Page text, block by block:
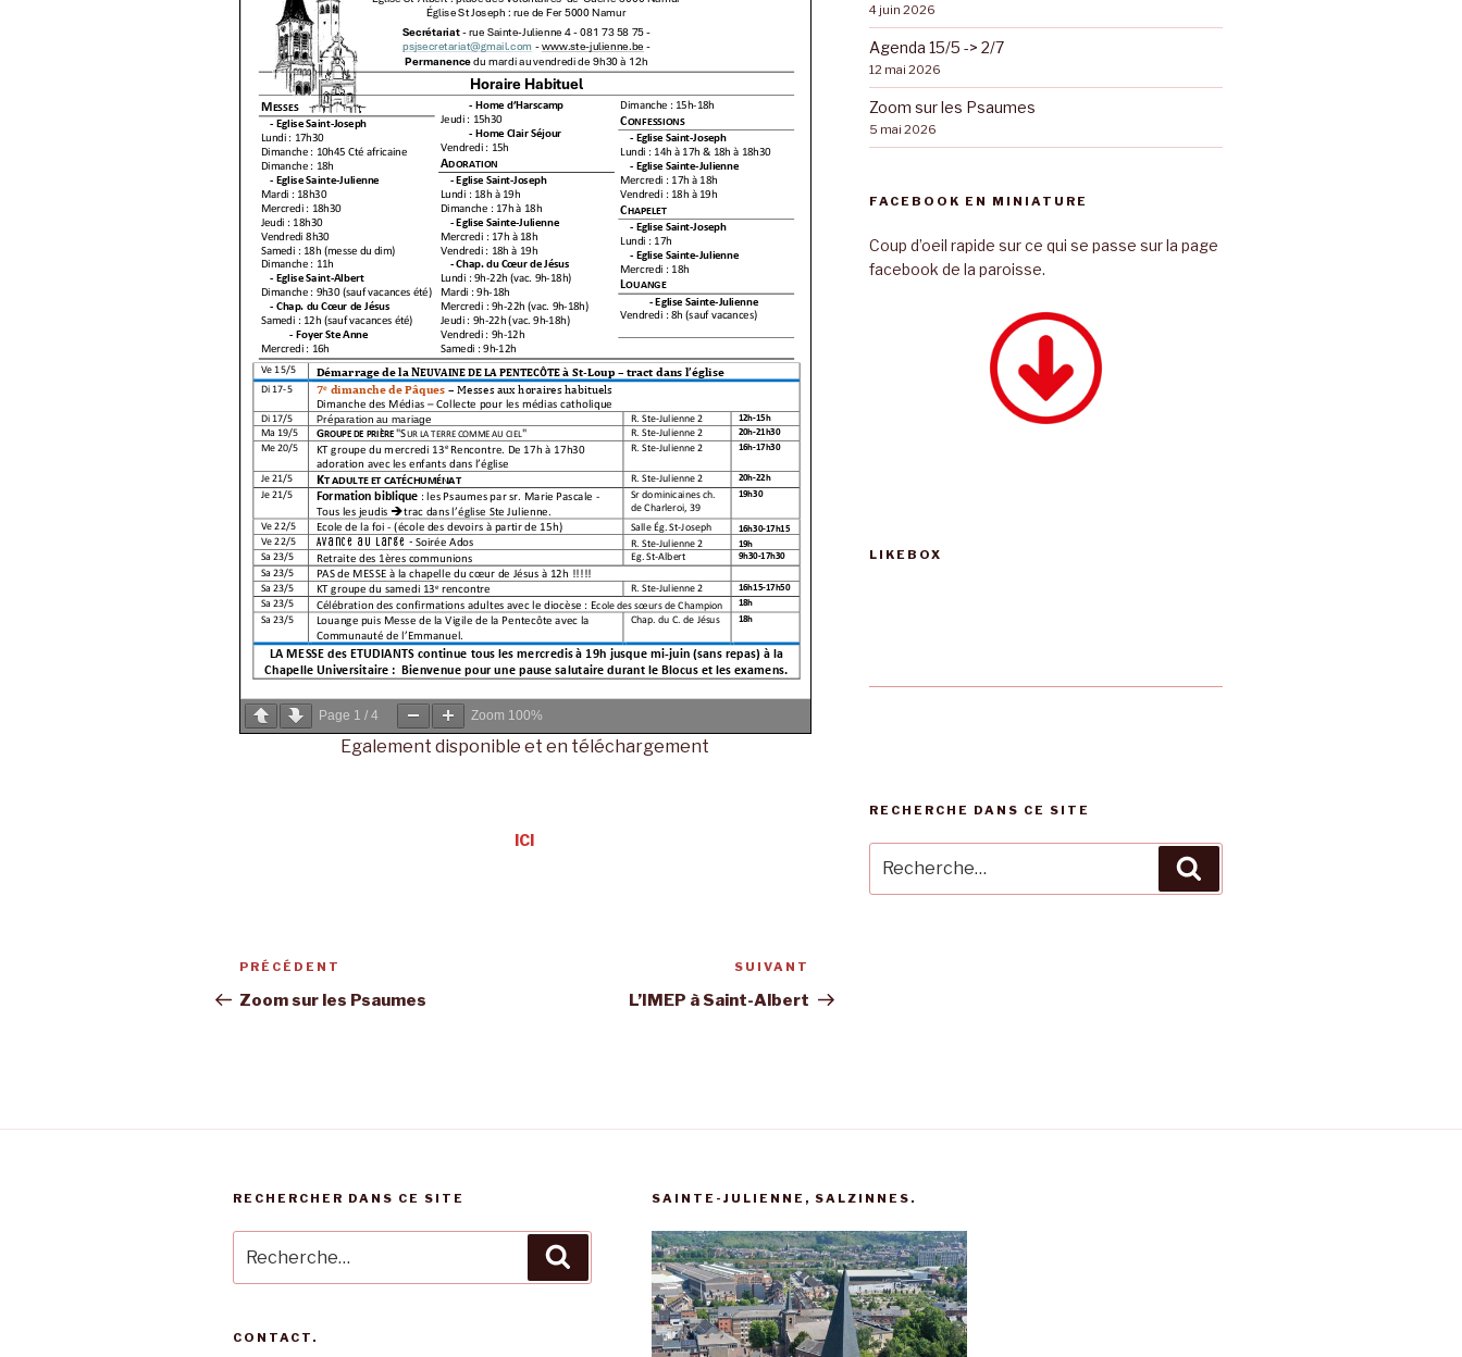
Page 1 / 4 Zoom 100%
Egalement disponible et en téléchargement
ICI
Navigation
de
Article
précédent
PRÉCÉDENT
Zoom sur les Psaumes
suivant
SUIVANT
L’IMEP à Saint-Albert
4 juin 2026
Agenda 15/5 -> 2/7
12 mai 2026
Zoom sur les Psaumes
5 mai 2026
FACEBOOK EN MINIATURE
Coup d’oeil rapide sur ce qui se passe sur la page
facebook de la paroisse.
LIKEBOX
RECHERCHE DANS CE SITE
pour
:
RECHERCHER DANS CE SITE
pour
:
Recherche
CONTACT.
SAINTE-JULIENNE, SALZINNES.